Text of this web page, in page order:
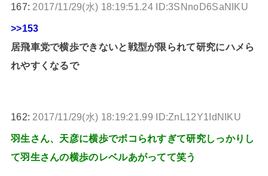
167: 2017/11/29(水) 18:19:51.24 ID:3SNnoD6SaNIKU
>>153
居飛車党で横歩できないと戦型が限られて研究にハメら
れやすくなるで
162: 2017/11/29(水) 18:19:21.99 ID:ZnL12Y1IdNIKU
羽生さん、天彦に横歩でボコられすぎて研究しっかりし
て羽生さんの横歩のレベルあがってて笑う